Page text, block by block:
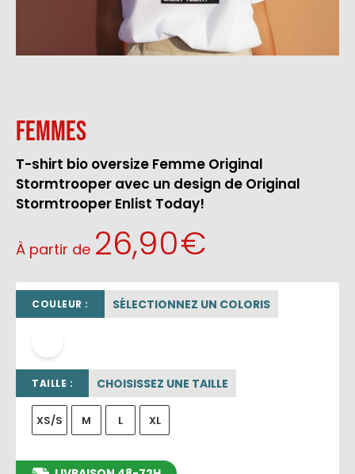
Femmes
T-shirt bio oversize Femme Original
Stormtrooper avec un design de Original
Stormtrooper Enlist Today!
À partir de 26,90€
COULEUR : SÉLECTIONNEZ UN COLORIS
TAILLE : CHOISISSEZ UNE TAILLE
XS/S M L XL